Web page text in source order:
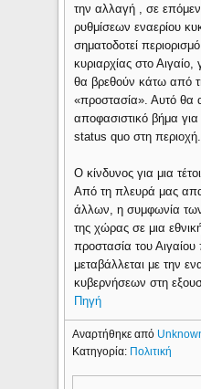
την αλλαγή , σε
ρυθμίσεων εναερίου
σηματοδοτεί
κυριαρχίας στο Αιγαίο,
θα βρεθούν κάτω από
«προστασία». Αυτό θα
αποφασιστικό βήμα
status quo στη περιοχή.
Ο κίνδυνος για μια
Από τη πλευρά μας
άλλων, η συμφωνία
της χώρας σε μια
προστασία του
μεταβάλλεται με την
κυβερνήσεων στη
Πηγή
Αναρτήθηκε από
Κατηγορία: Πολιτική